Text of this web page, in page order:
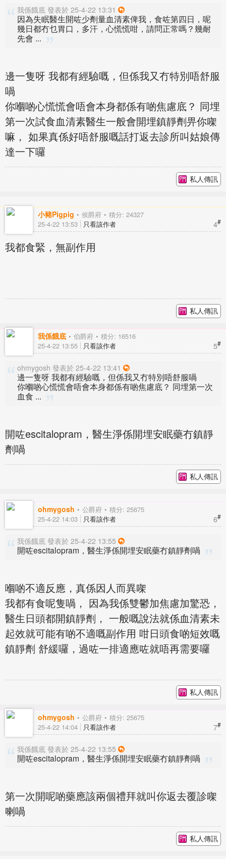
我係餓底 發表於 25-4-22 13:31
因為失眠醫生開咗少劑量血清素俾我，食咗第四日，呢
幾日都冇乜胃口，多汗，心慌慌咁，請問正常嗎？幾耐
先會 ...
邊一隻呀 我都有經驗嘅，但係我又冇特別唔舒服
喎
你嗰啲心慌慌會唔會本身都係有啲焦慮底？ 同埋
第一次試食血清素醫生一般會開埋鎮靜劑畀你㗎
嘛， 如果真係好唔舒服嘅話打返去診所叫姑娘傳
達一下囉
私人傳訊
小豬Pigpig 侯爵府 積分: 24327
4#
25-4-22 13:53 只看該作者
我都食緊，無副作用
私人傳訊
我係餓底 伯爵府 積分: 16516
5#
25-4-22 13:55 只看該作者
ohmygosh 發表於 25-4-22 13:41
邊一隻呀 我都有經驗嘅，但係我又冇特別唔舒服喎
你嗰啲心慌慌會唔會本身都係有啲焦慮底？ 同埋第一次
血食 ...
開咗escitalopram，醫生淨係開埋安眠藥冇鎮靜
劑喎
私人傳訊
ohmygosh 公爵府 積分: 25675
6#
25-4-22 14:03 只看該作者
我係餓底 發表於 25-4-22 13:55
開咗escitalopram，醫生淨係開埋安眠藥冇鎮靜劑喎
嗰啲不適反應，真係因人而異㗎
我都有食呢隻喎， 因為我係雙鬱加焦慮加驚恐，
醫生日頭都開鎮靜劑， 一般嘅說法就係血清素未
起效就可能有啲不適嘅副作用 咁日頭食啲短效嘅
鎮靜劑 舒緩囉，過咗一排適應咗就唔再需要囉
私人傳訊
ohmygosh 公爵府 積分: 25675
7#
25-4-22 14:04 只看該作者
我係餓底 發表於 25-4-22 13:55
開咗escitalopram，醫生淨係開埋安眠藥冇鎮靜劑喎
第一次開呢啲藥應該兩個禮拜就叫你返去覆診㗎
喇喎
私人傳訊